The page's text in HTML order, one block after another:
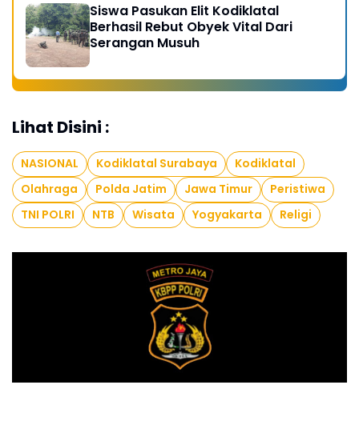
Siswa Pasukan Elit Kodiklatal
Berhasil Rebut Obyek Vital Dari
Serangan Musuh
Lihat Disini :
NASIONAL Kodiklatal Surabaya
Kodiklatal
Olahraga
Polda Jatim Jawa Timur
Peristiwa
TNI POLRI
NTB Wisata Yogyakarta Religi